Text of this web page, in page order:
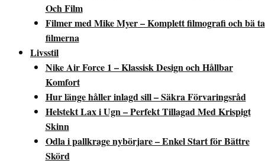
Och Film
Filmer med Mike Myer – Komplett filmografi och bä ta
filmerna
Livsstil
Nike Air Force 1 – Klassisk Design och Hållbar
Komfort
Hur länge håller inlagd sill – Säkra Förvaringsråd
Helstekt Lax i Ugn – Perfekt Tillagad Med Krispigt
Skinn
Odla i pallkrage nybörjare – Enkel Start för Bättre
Skörd